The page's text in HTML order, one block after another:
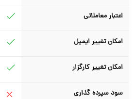
اعتبار معاملاتی
امکان تغییر ایمیل
امکان تغییر کارگزار
سود سپرده گذاری